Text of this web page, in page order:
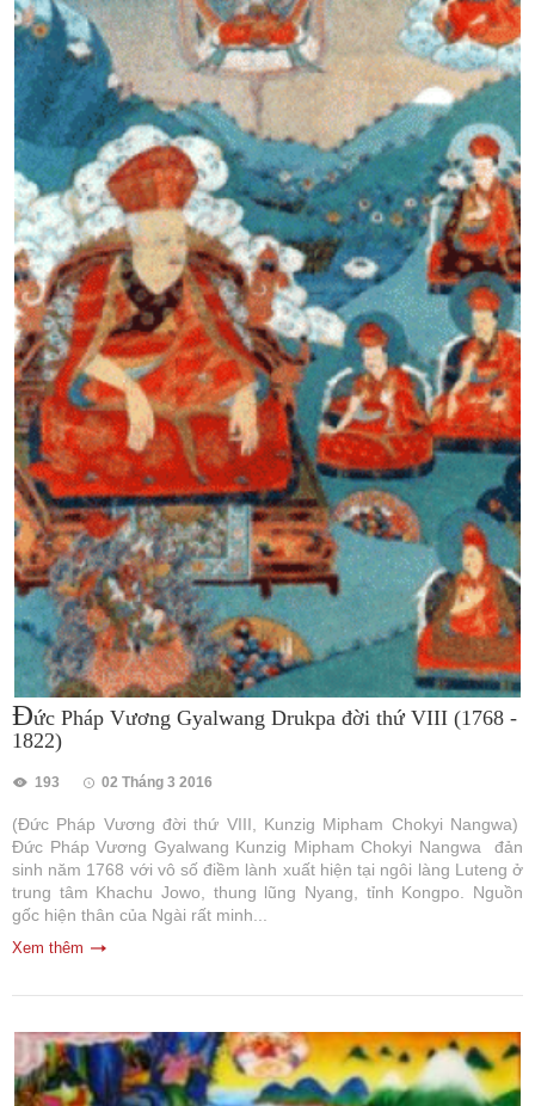
Đức Pháp Vương Gyalwang Drukpa đời thứ VIII (1768 -
1822)
193 02 Tháng 3 2016
(Đức Pháp Vương đời thứ VIII, Kunzig Mipham Chokyi Nangwa)
Đức Pháp Vương Gyalwang Kunzig Mipham Chokyi Nangwa đản
sinh năm 1768 với vô số điềm lành xuất hiện tại ngôi làng Luteng ở
trung tâm Khachu Jowo, thung lũng Nyang, tỉnh Kongpo. Nguồn
gốc hiện thân của Ngài rất minh...
Xem thêm